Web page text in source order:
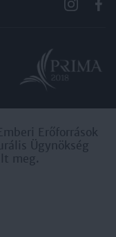
Erőforrások
Ügynökség
meg.